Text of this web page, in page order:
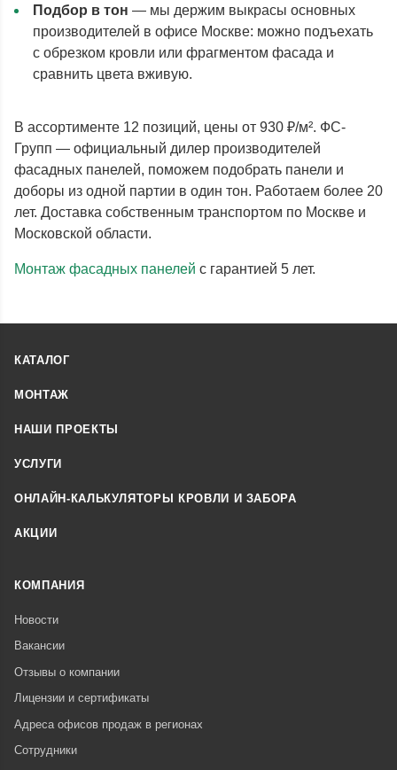
Подбор в тон — мы держим выкрасы основных
производителей в офисе Москве: можно подъехать
с обрезком кровли или фрагментом фасада и
сравнить цвета вживую.
В ассортименте 12 позиций, цены от 930 ₽/м². ФС-
Групп — официальный дилер производителей
фасадных панелей, поможем подобрать панели и
доборы из одной партии в один тон. Работаем более 20
лет. Доставка собственным транспортом по Москве и
Московской области.
Монтаж фасадных панелей с гарантией 5 лет.
КАТАЛОГ
МОНТАЖ
НАШИ ПРОЕКТЫ
УСЛУГИ
ОНЛАЙН-КАЛЬКУЛЯТОРЫ КРОВЛИ И ЗАБОРА
АКЦИИ
КОМПАНИЯ
Новости
Вакансии
Отзывы о компании
Лицензии и сертификаты
Адреса офисов продаж в регионах
Сотрудники